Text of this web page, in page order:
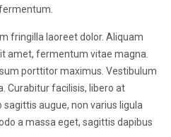
fringilla laoreet dolor. Aliquam
amet, fermentum vitae magna.
porttitor maximus. Vestibulum
Curabitur facilisis, libero at
augue, non varius ligula
a massa eget, sagittis dapibus